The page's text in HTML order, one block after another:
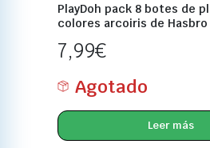
PlayDoh pack 8 botes de
colores arcoiris de Hasbro
7,99€
Agotado
Leer más